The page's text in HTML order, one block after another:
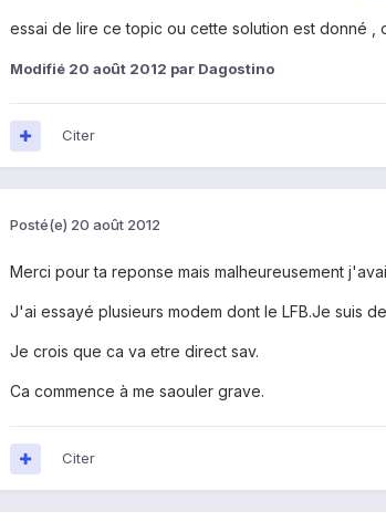
essai de lire ce topic ou cette solution est donné
Modifié 20 août 2012 par Dagostino
Citer
Posté(e) 20 août 2012
Merci pour ta reponse mais malheureusement
J'ai essayé plusieurs modem dont le LFB.Je suis
Je crois que ca va etre direct sav.
Ca commence à me saouler grave.
Citer